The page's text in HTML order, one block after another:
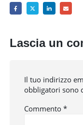
Lascia un
Il tuo indirizzo
obbligatori sono
Commento *